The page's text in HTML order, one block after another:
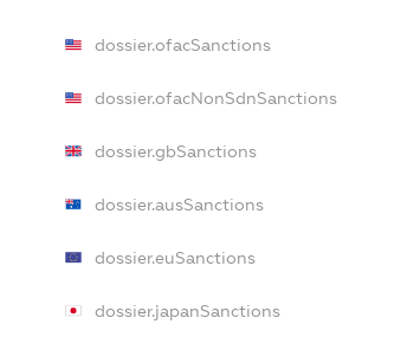
dossier.ofacSanctions
dossier.ofacNonSdnSanctions
dossier.gbSanctions
dossier.ausSanctions
dossier.euSanctions
dossier.japanSanctions